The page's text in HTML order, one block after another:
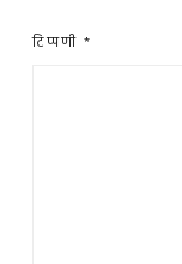
टिप्पणी *